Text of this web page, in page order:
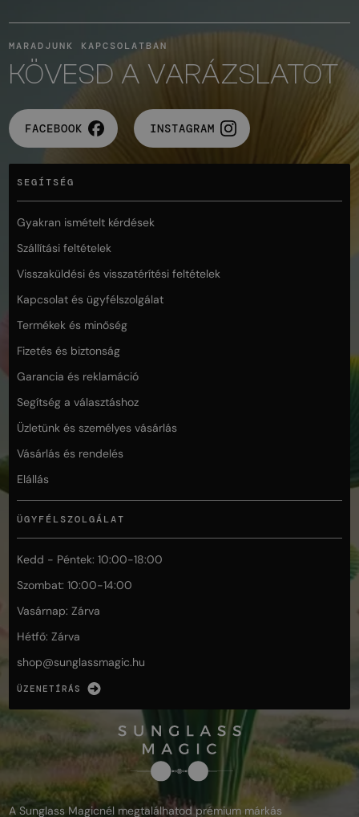
MARADJUNK KAPCSOLATBAN
KÖVESD A VARÁZSLATOT
FACEBOOK INSTAGRAM
SEGÍTSÉG
Gyakran ismételt kérdések
Szállítási feltételek
Visszaküldési és visszatérítési feltételek
Kapcsolat és ügyfélszolgálat
Termékek és minőség
Fizetés és biztonság
Garancia és reklamáció
Segítség a választáshoz
Üzletünk és személyes vásárlás
Vásárlás és rendelés
Elállás
ÜGYFÉLSZOLGÁLAT
Kedd - Péntek: 10:00-18:00
Szombat: 10:00-14:00
Vasárnap: Zárva
Hétfő: Zárva
shop@sunglassmagic.hu
ÜZENETÍRÁS
A Sunglass Magicnél megtalálhatod prémium márkás